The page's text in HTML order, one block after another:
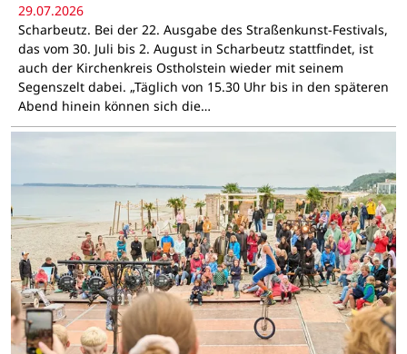
29.07.2026
Scharbeutz. Bei der 22. Ausgabe des Straßenkunst-Festivals,
das vom 30. Juli bis 2. August in Scharbeutz stattfindet, ist
auch der Kirchenkreis Ostholstein wieder mit seinem
Segenszelt dabei. „Täglich von 15.30 Uhr bis in den späteren
Abend hinein können sich die…